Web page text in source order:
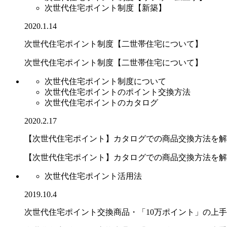
次世代住宅ポイント制度【新築】
2020.1.14
次世代住宅ポイント制度【二世帯住宅について】
次世代住宅ポイント制度【二世帯住宅について】
次世代住宅ポイント制度について
次世代住宅ポイントのポイント交換方法
次世代住宅ポイントのカタログ
2020.2.17
【次世代住宅ポイント】カタログでの商品交換方法を解
【次世代住宅ポイント】カタログでの商品交換方法を
次世代住宅ポイント活用法
2019.10.4
次世代住宅ポイント交換商品・「10万ポイント」の上